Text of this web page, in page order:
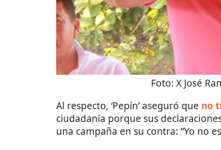
Foto: X José
Al respecto, ‘Pepín’ aseguró que no
ciudadanía porque sus
una campaña en su contra: “Yo no